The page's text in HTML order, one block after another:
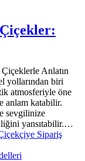
Anlatın
yollarından biri
atmosferiyle öne
anlam katabilir.
sevgilinize
yansıtabilir.…
Sipariş